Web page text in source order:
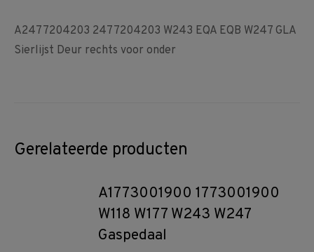
A2477204203 2477204203 W243 EQA EQB W247 GLA
Sierlijst Deur rechts voor onder
Gerelateerde producten
A1773001900 1773001900
W118 W177 W243 W247
Gaspedaal